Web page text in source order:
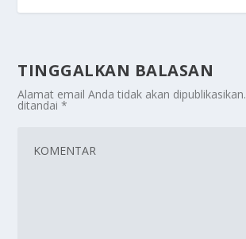
TINGGALKAN BALASAN
Alamat email Anda tidak akan dipublikasikan.
ditandai*